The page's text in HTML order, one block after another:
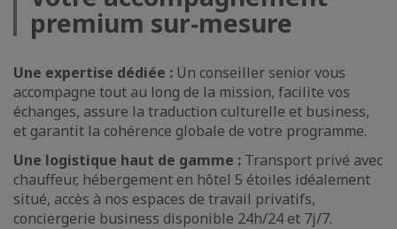
premium sur‑mesure
Une expertise dédiée : Un conseiller senior vous
accompagne tout au long de la mission, facilite vos
échanges, assure la traduction culturelle et business,
et garantit la cohérence globale de votre programme.
Une logistique haut de gamme : Transport privé avec
chauffeur, hébergement en hôtel 5 étoiles idéalement
situé, accès à nos espaces de travail privatifs,
conciergerie business disponible 24h/24 et 7j/7.